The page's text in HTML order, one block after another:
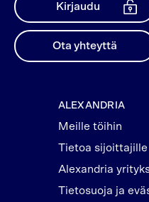
Kirjaudu
Ota yhteyttä
ALEXANDRIA
Meille töihin
Tietoa sijoittajille
Alexandria
Tietosuoja ja